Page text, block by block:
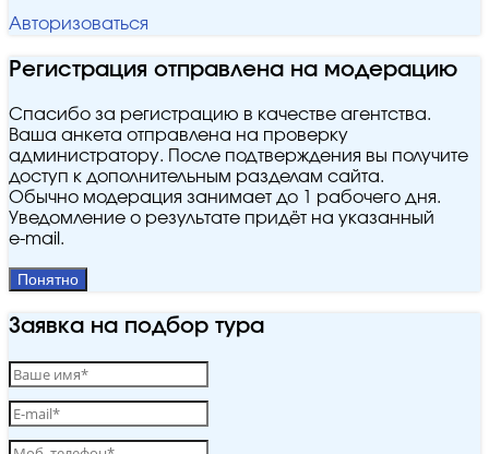
Авторизоваться
Регистрация отправлена на модерацию
Спасибо за регистрацию в качестве агентства.
Ваша анкета отправлена на проверку
администратору. После подтверждения вы получите
доступ к дополнительным разделам сайта.
Обычно модерация занимает до 1 рабочего дня.
Уведомление о результате придёт на указанный
e‑mail.
Понятно
Заявка на подбор тура